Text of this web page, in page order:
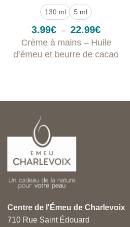
130 ml 5 ml
3.99€ – 22.99€Plage
prix :
3.99€
à
Crème à mains – Huile
d’émeu et beurre de cacao
Centre de l'Émeu de Charlevoix
710 Rue Saint Édouard